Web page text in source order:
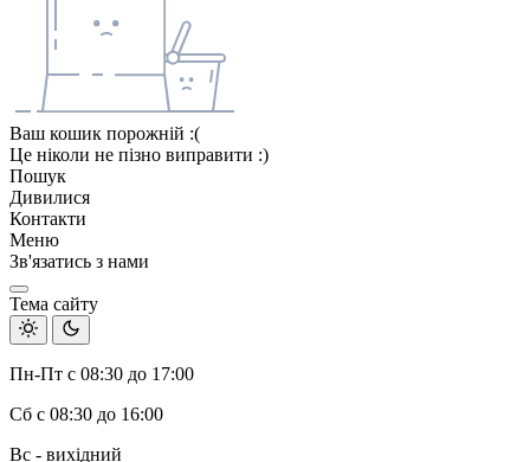
Ваш кошик порожній :(
Це ніколи не пізно виправити :)
Пошук
Дивилися
Контакти
Меню
Зв'язатись з нами
Тема сайту
Пн-Пт с 08:30 до 17:00
Сб с 08:30 до 16:00
Вс - вихідний